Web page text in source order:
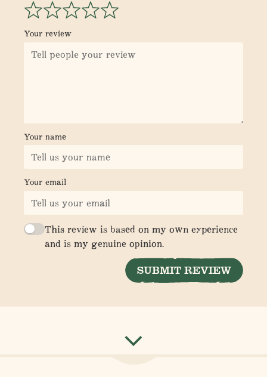
Your review
Your name
Your email
This review is based on my own experience
and is my genuine opinion.
SUBMIT REVIEW